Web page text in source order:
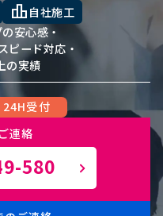
leaderboard 自社施工
安心感・
ピード対応・
の実績
24H受付
連絡
580